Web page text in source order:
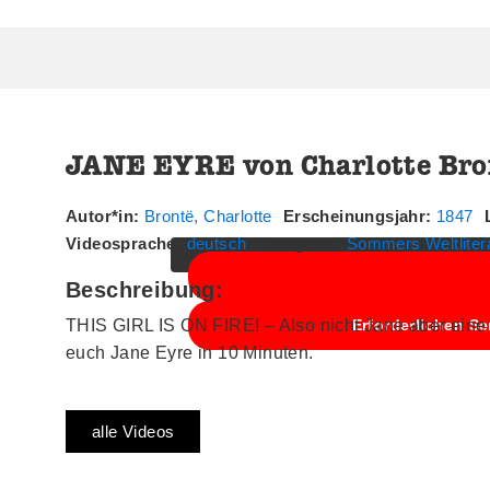
Sie sehen gerade einen
Erforderlichen
JANE EYRE von Charlotte
Autor*in: Brontë, Charlotte Erscheinungsjahr: 1847
Videosprache:deutsch Kategorie:Sommers
Beschreibung:
THIS GIRL IS ON FIRE! – Also nicht Jane aber
euch Jane Eyre in 10 Minuten.
alle Videos